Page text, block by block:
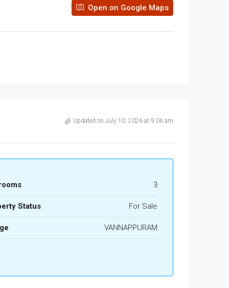
Open on Google Maps
Updated on July 10, 2026 at 9:06 am
3
Status For Sale
VANNAPPURAM